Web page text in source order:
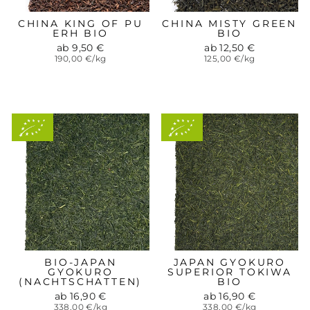
CHINA KING OF PU
ERH BIO
ab 9,50 €
190,00 €/kg
CHINA MISTY GREEN
BIO
ab 12,50 €
125,00 €/kg
Aus
kontrolliert-
biologischem
Anbau
BIO-JAPAN
GYOKURO
(NACHTSCHATTEN)
ab 16,90 €
338,00 €/kg
Aus
kontrolliert-
biologischem
Anbau
JAPAN GYOKURO
SUPERIOR TOKIWA
BIO
ab 16,90 €
338,00 €/kg